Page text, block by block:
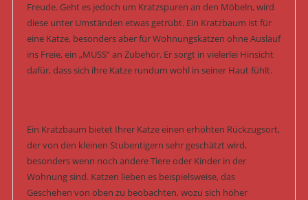
Freude. Geht es jedoch um Kratzspuren an den Möbeln, wird
diese unter Umständen etwas getrübt. Ein Kratzbaum ist für
eine Katze, besonders aber für Wohnungskatzen ohne Auslauf
ins Freie, ein „MUSS“ an Zubehör. Er sorgt in vielerlei Hinsicht
dafür, dass sich ihre Katze rundum wohl in seiner Haut fühlt.
Ein Kratzbaum bietet Ihrer Katze einen erhöhten Rückzugsort,
der von den kleinen Stubentigern sehr geschätzt wird,
besonders wenn noch andere Tiere oder Kinder in der
Wohnung sind. Katzen lieben es beispielsweise, das
Geschehen von oben zu beobachten, wozu sich höher